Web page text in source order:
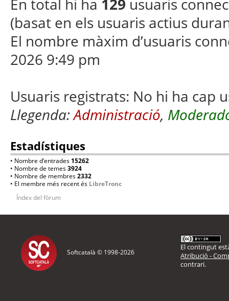
En total hi ha 129 usuaris
(basat en els usuaris actius
El nombre màxim d’usuaris
2026 9:49 pm
Usuaris registrats: No hi ha cap
Llegenda:Administració,
Estadístiques
• Nombre d’entrades 15262
• Nombre de temes3924
• Nombre de membres2332
• El membre més recent és LibreTronc
Índex del fòrum
Softcatalà © 1998-2026
El contingut
Atribució -
contrari.